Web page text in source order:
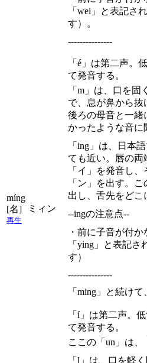
「wei」と表記さ
す）。
---------------
「é」は第二声。
て発音する。
míng
[名]
再生
ミィン
「m」は、口を
で、息が鼻から抜
後ろの母音と一緒
かったような音に
「ing」は、日本
ても近い。唇の両
「イ」を発音し
「ン」を出す。
出し、舌先をどこ
--ingの注意点--
・前に子音が付
「ying」と表記
す）
---------------
「ming」と続け
「í」は第二声。
て発音する。
ここの「un」は、
「l」は、口を軽